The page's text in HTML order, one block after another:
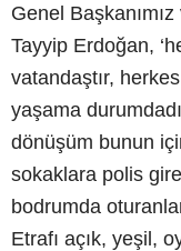
Genel
Tayyip Erdoğan,
vatandaştır,
yaşama
dönüşüm bunun
sokaklara polis
bodrumda
Etrafı açık, yeşil,